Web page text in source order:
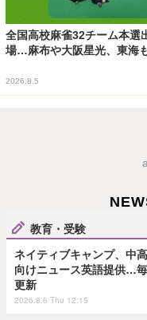
全国高校麻雀32チーム本選
場…麻布や大阪星光、東海
2026.8.5
教育・受験
ネイティブキャンプ、中
向けニュース英語提供…
更新
2026.8.6 Thu 12:15